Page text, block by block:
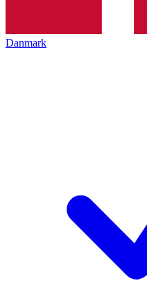
Danmark